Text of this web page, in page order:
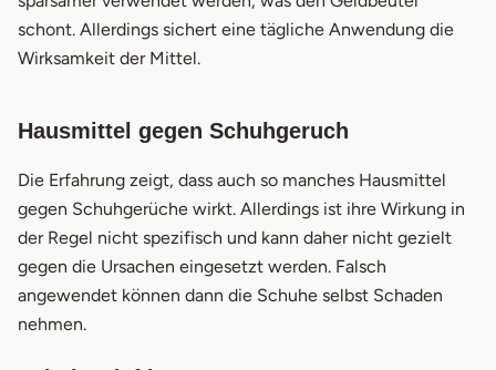
schont. Allerdings sichert eine tägliche Anwendung die
Wirksamkeit der Mittel.
Hausmittel gegen Schuhgeruch
Die Erfahrung zeigt, dass auch so manches Hausmittel
gegen Schuhgerüche wirkt. Allerdings ist ihre Wirkung in
der Regel nicht spezifisch und kann daher nicht gezielt
gegen die Ursachen eingesetzt werden. Falsch
angewendet können dann die Schuhe selbst Schaden
nehmen.